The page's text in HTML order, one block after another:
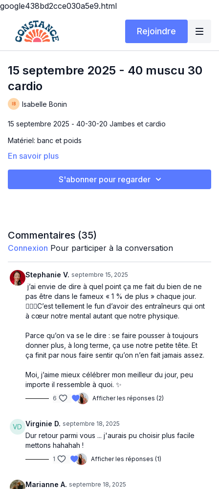
google438bd2cce030a5e9.html
Rejoindre
15 septembre 2025 - 40 muscu 30
cardio
Isabelle Bonin
15 septembre 2025 - 40-30-20 Jambes et cardio
Matériel: banc et poids
Durée: 15 ou 30 min
40 Muscu 30 Cardio 20
40 sec muscu jambes, 30 sec cardio, 20 sec pause
Squat banc - jack
One leg squat banc - tirade
One leg squat banc - tirade
Wall hold - close squat arm up
Deadlift to right deadlift - elbow to knee to toe touch
Good morning - side to side squat arm push
Hip trust - touch fesses
En savoir plus
S'abonner pour regarder
Commentaires (35)
Connexion Pour participer à la conversation
Stephanie V. septembre 15, 2025
j’ai envie de dire à quel point ça me fait du bien de ne
pas être dans le fameux « 1 % de plus » chaque jour.
💆🏻‍♀️C’est tellement le fun d’avoir des entraîneurs qui ont
à cœur notre mental autant que notre physique.
Parce qu’on va se le dire : se faire pousser à toujours
donner plus, à long terme, ça use notre petite tête. Et
ça finit par nous faire sentir qu’on n’en fait jamais assez.
Moi, j’aime mieux célébrer mon meilleur du jour, peu
importe il ressemble à quoi. ✨
6 Afficher les réponses (2)
Virginie D. septembre 18, 2025
Dur retour parmi vous ... j'aurais pu choisir plus facile
mettons hahahah !
1 Afficher les réponses (1)
Marianne A. septembre 18, 2025